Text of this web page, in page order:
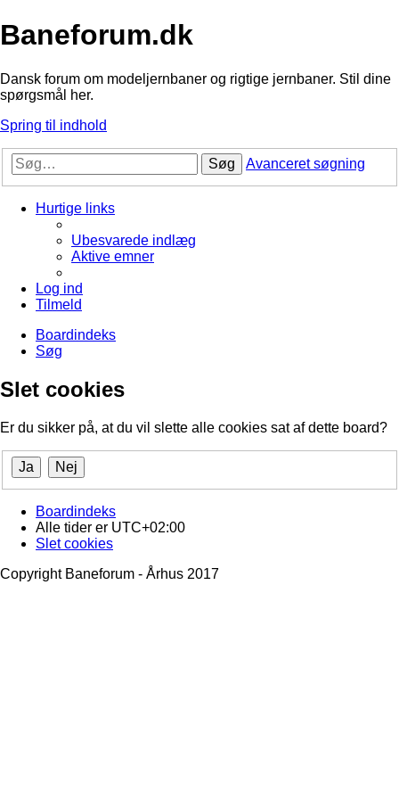
Baneforum.dk
Dansk forum om modeljernbaner og rigtige jernbaner. Stil dine
spørgsmål her.
Spring til indhold
Søg Avanceret søgning
Hurtige links
Ubesvarede indlæg
Aktive emner
Log ind
Tilmeld
Boardindeks
Søg
Slet cookies
Er du sikker på, at du vil slette alle cookies sat af dette board?
Boardindeks
Alle tider er UTC+02:00
Slet cookies
Copyright Baneforum - Århus 2017